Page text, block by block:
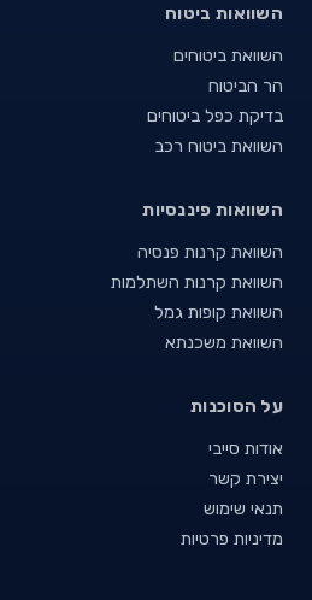
השוואות ביטוח
השוואת ביטוחים
הר הביטוח
בדיקת כפל ביטוחים
השוואת ביטוח רכב
השוואות פיננסיות
השוואת קרנות פנסיה
השוואת קרנות השתלמות
השוואת קופות גמל
השוואת משכנתא
על הסוכנות
אודות סייבי
יצירת קשר
תנאי שימוש
מדיניות פרטיות